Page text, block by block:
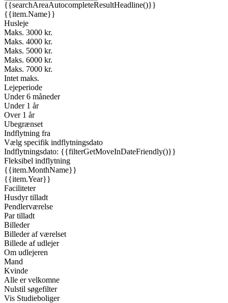
{{searchAreaAutocompleteResultHeadline()}}
{{item.Name}}
Husleje
Maks. 3000 kr.
Maks. 4000 kr.
Maks. 5000 kr.
Maks. 6000 kr.
Maks. 7000 kr.
Intet maks.
Lejeperiode
Under 6 måneder
Under 1 år
Over 1 år
Ubegrænset
Indflytning fra
Vælg specifik indflytningsdato
Indflytningsdato: {{filterGetMoveInDateFriendly()}}
Fleksibel indflytning
{{item.MonthName}}
{{item.Year}}
Faciliteter
Husdyr tilladt
Pendlerværelse
Par tilladt
Billeder
Billeder af værelset
Billede af udlejer
Om udlejeren
Mand
Kvinde
Alle er velkomne
Nulstil søgefilter
Vis Studieboliger